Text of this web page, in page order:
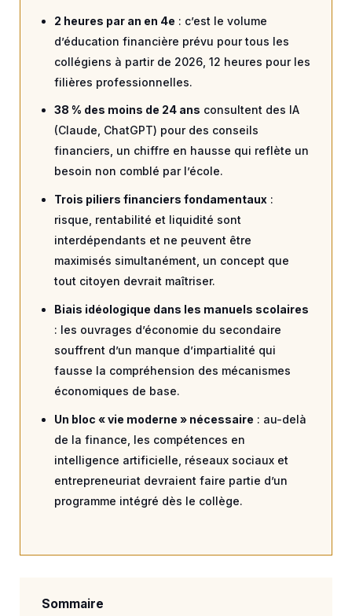
2 heures par an en 4e : c’est le volume
d’éducation financière prévu pour tous les
collégiens à partir de 2026, 12 heures pour les
filières professionnelles.
38 % des moins de 24 ans consultent des IA
(Claude, ChatGPT) pour des conseils
financiers, un chiffre en hausse qui reflète un
besoin non comblé par l’école.
Trois piliers financiers fondamentaux :
risque, rentabilité et liquidité sont
interdépendants et ne peuvent être
maximisés simultanément, un concept que
tout citoyen devrait maîtriser.
Biais idéologique dans les manuels scolaires
: les ouvrages d’économie du secondaire
souffrent d’un manque d’impartialité qui
fausse la compréhension des mécanismes
économiques de base.
Un bloc « vie moderne » nécessaire : au-delà
de la finance, les compétences en
intelligence artificielle, réseaux sociaux et
entrepreneuriat devraient faire partie d’un
programme intégré dès le collège.
Sommaire